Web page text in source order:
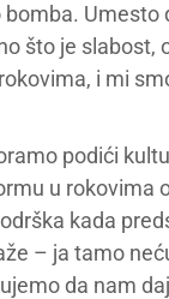
Umesto
što je slabost,
i mi
podići
u rokovima
kada
– ja tamo
da nam